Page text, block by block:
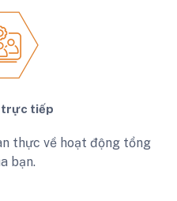
trực tiếp
thực về hoạt động tổng
bạn.